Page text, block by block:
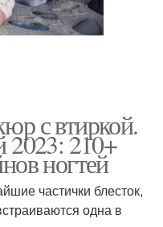
с втиркой.
210+
ногтей
частички блесток,
одна в